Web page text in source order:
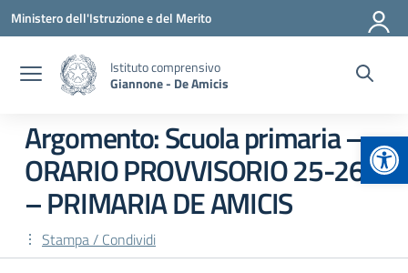
Vai ai contenuti
Vai al menu di navigazione
Vai al footer
Ministero dell'Istruzione e del Merito
Istituto comprensivo
Giannone - De Amicis
Argomento: Scuola primaria –
ORARIO PROVVISORIO 25-26
– PRIMARIA DE AMICIS
Stampa / Condividi